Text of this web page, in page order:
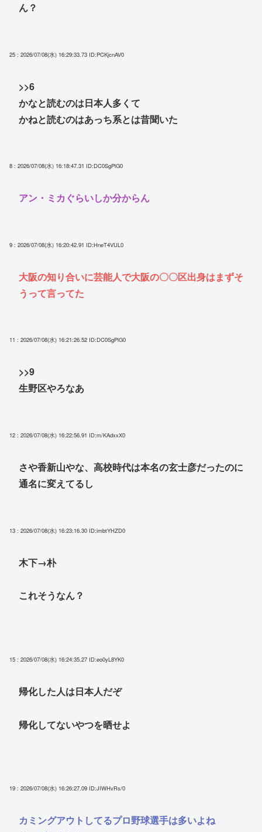
ん？
25 : 2026/07/08(水) 16:29:33.73 ID:PCKjcnAV0
>>6
かなと読むのは日本人多くて
かねと読むのはあっち系とは昔聞いた
8 : 2026/07/08(水) 16:18:47.31 ID:DC0SgPlG0
アン・ミカぐらいしか分からん
9 : 2026/07/08(水) 16:20:42.91 ID:HneT4VUL0
大阪の知り合いに芸能人で大阪の〇〇区出身はまずそ
うって言ってた
11 : 2026/07/08(水) 16:21:26.52 ID:DC0SgPlG0
>>9
生野区やろなあ
12 : 2026/07/08(水) 16:22:56.91 ID:m/KAdxxX0
さや香新山やな、高校時代は本名の玄士彦だったのに
通名に変えてるし
13 : 2026/07/08(水) 16:23:16.30 ID:imbtYHZD0
木下→朴
これそうなん？
15 : 2026/07/08(水) 16:24:35.27 ID:eo0yL8YK0
帰化した人は日本人だぞ
帰化してないやつを晒せよ
19 : 2026/07/08(水) 16:26:27.09 ID:JIWHvRs/0
カミングアウトしてるプロ野球選手は多いよね